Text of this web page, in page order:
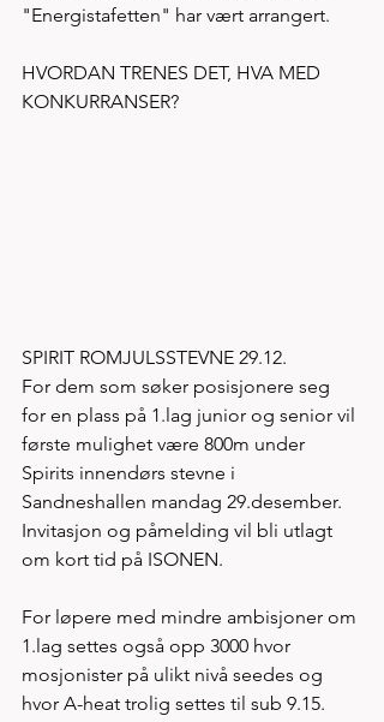
"Energistafetten" har vært arrangert.
HVORDAN TRENES DET, HVA MED
KONKURRANSER?
SPIRIT ROMJULSSTEVNE 29.12.
For dem som søker posisjonere seg
for en plass på 1.lag junior og senior vil
første mulighet være 800m under
Spirits innendørs stevne i
Sandneshallen mandag 29.desember.
Invitasjon og påmelding vil bli utlagt
om kort tid på ISONEN.
For løpere med mindre ambisjoner om
1.lag settes også opp 3000 hvor
mosjonister på ulikt nivå seedes og
hvor A-heat trolig settes til sub 9.15.